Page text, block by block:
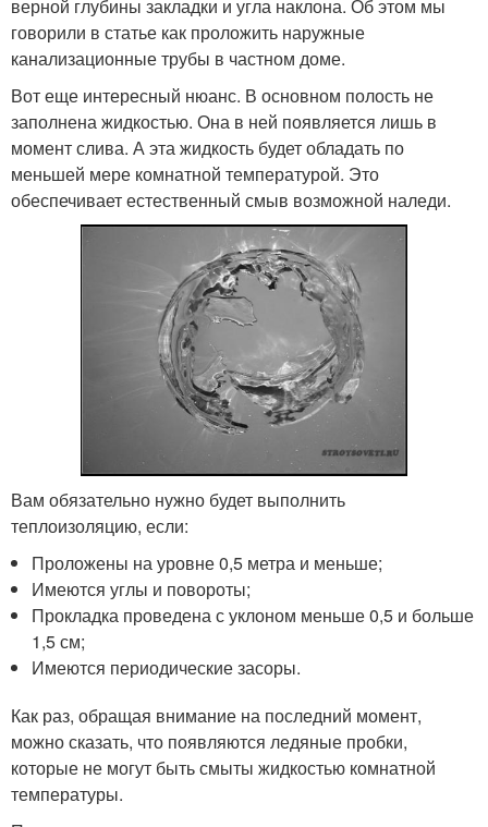
верной глубины закладки и угла наклона. Об этом мы
говорили в статье как проложить наружные
канализационные трубы в частном доме.
Вот еще интересный нюанс. В основном полость не
заполнена жидкостью. Она в ней появляется лишь в
момент слива. А эта жидкость будет обладать по
меньшей мере комнатной температурой. Это
обеспечивает естественный смыв возможной наледи.
Вам обязательно нужно будет выполнить
теплоизоляцию, если:
Проложены на уровне 0,5 метра и меньше;
Имеются углы и повороты;
Прокладка проведена с уклоном меньше 0,5 и больше
1,5 см;
Имеются периодические засоры.
Как раз, обращая внимание на последний момент,
можно сказать, что появляются ледяные пробки,
которые не могут быть смыты жидкостью комнатной
температуры.